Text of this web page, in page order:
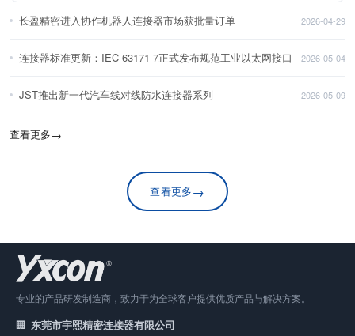
长盈精密进入协作机器人连接器市场获批量订单 2026-04-29
连接器标准更新：IEC 63171-7正式发布规范工业以太网接口 2026-05-04
JST推出新一代汽车线对线防水连接器系列 2026-05-09
查看更多→
查看更多→
专业的产品研发制造商，致力于为全球客户提供优质产品与解决方案。
东莞市宇熙精密连接器有限公司